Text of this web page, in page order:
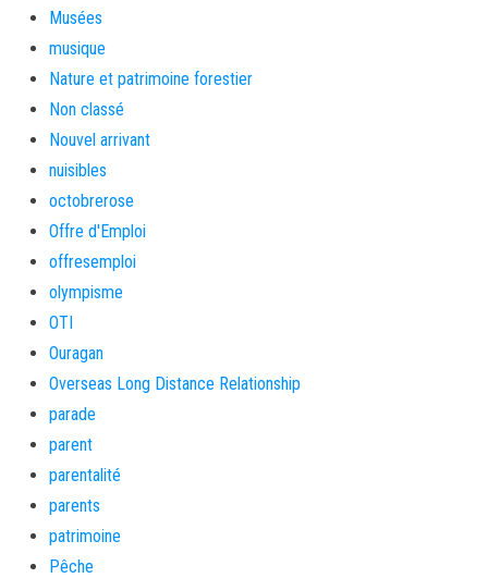
Musées
musique
Nature et patrimoine forestier
Non classé
Nouvel arrivant
nuisibles
octobrerose
Offre d'Emploi
offresemploi
olympisme
OTI
Ouragan
Overseas Long Distance Relationship
parade
parent
parentalité
parents
patrimoine
Pêche